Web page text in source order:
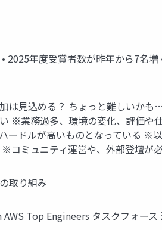
2025年度受賞者数が昨年から7名
は見込める？ ちょっと難しいかも
※業務過多、環境の変化、評価や
ードルが高いものとなっている ※
コミュニティ運営や、外部登壇が
取り組み
AWS Top Engineers タスクフォース